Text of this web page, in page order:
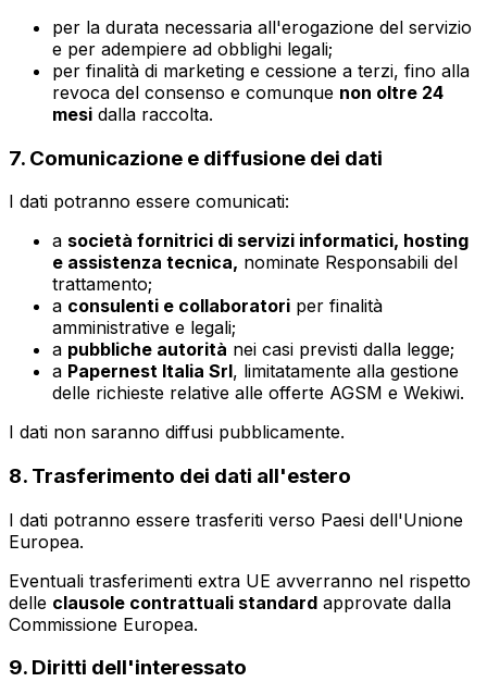
per la durata necessaria all'erogazione del servizio
e per adempiere ad obblighi legali;
per finalità di marketing e cessione a terzi, fino alla
revoca del consenso e comunque non oltre 24
mesi dalla raccolta.
7. Comunicazione e diffusione dei dati
I dati potranno essere comunicati:
a società fornitrici di servizi informatici, hosting
e assistenza tecnica, nominate Responsabili del
trattamento;
a consulenti e collaboratori per finalità
amministrative e legali;
a pubbliche autorità nei casi previsti dalla legge;
a Papernest Italia Srl, limitatamente alla gestione
delle richieste relative alle offerte AGSM e Wekiwi.
I dati non saranno diffusi pubblicamente.
8. Trasferimento dei dati all'estero
I dati potranno essere trasferiti verso Paesi dell'Unione
Europea.
Eventuali trasferimenti extra UE avverranno nel rispetto
delle clausole contrattuali standard approvate dalla
Commissione Europea.
9. Diritti dell'interessato